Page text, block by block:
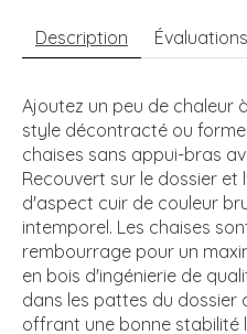
Description
Ajoutez un peu de chaleur
style décontracté ou
chaises sans appui-bras
Recouvert sur le dossier et
d'aspect cuir de couleur
intemporel. Les chaises
rembourrage pour un
en bois d'ingénierie de
dans les pattes du dossier
offrant une bonne stabilité